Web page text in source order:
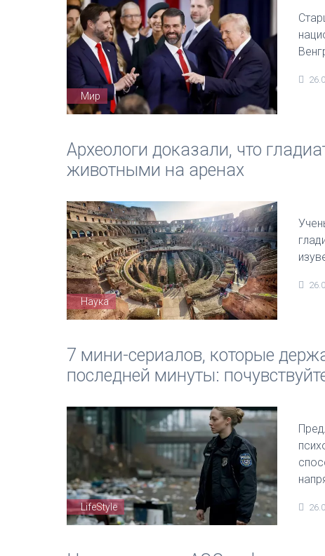
Мир
Археологи доказали, что
животными на аренах
Наука
7 мини-сериалов, которые
последней минуты:
LifeStyle